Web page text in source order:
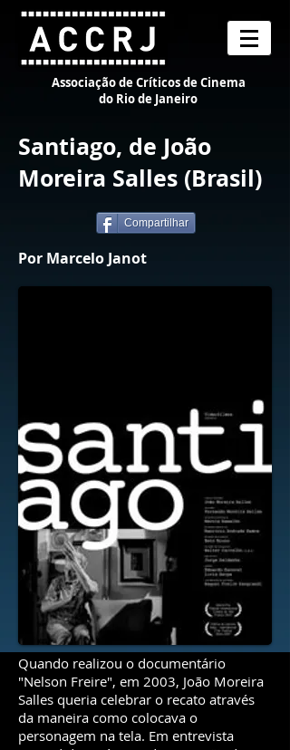
Associação de Críticos de Cinema
do Rio de Janeiro
Santiago, de João
Moreira Salles (Brasil)
Compartilhar
Por Marcelo Janot
Quando realizou o documentário
"Nelson Freire", em 2003, João Moreira
Salles queria celebrar o recato através
da maneira como colocava o
personagem na tela. Em entrevista